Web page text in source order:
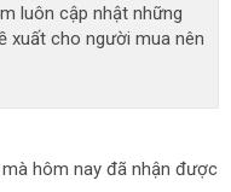
luôn cập nhật những
xuất cho người mua nên
hôm nay đã nhận được